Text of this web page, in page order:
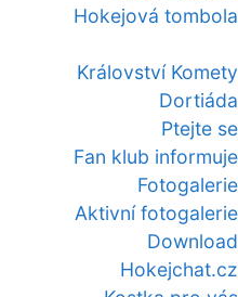
Hokejová tombola
Království Komety
Dortiáda
Ptejte se
Fan klub informuje
Fotogalerie
Aktivní fotogalerie
Download
Hokejchat.cz